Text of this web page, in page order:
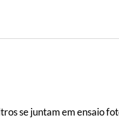
se juntam em ensaio